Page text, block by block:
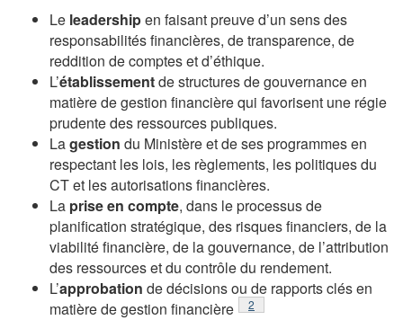
Le leadershipen faisant preuve d’un sens des
responsabilités financières, de transparence, de
reddition de comptes et d’éthique.
L’établissementde structures de gouvernance en
matière de gestion financière qui favorisent une régie
prudente des ressources publiques.
Lagestion du Ministère et de ses programmes en
respectant les lois, les règlements, les politiques du
CT et les autorisations financières.
La prise en compte, dans le processus de
planification stratégique, des risques financiers, de la
viabilité financière, de la gouvernance, de l’attribution
des ressources et du contrôle du rendement.
L’approbation de décisions ou de rapports clés en
matière de gestion financière
Footnote
2